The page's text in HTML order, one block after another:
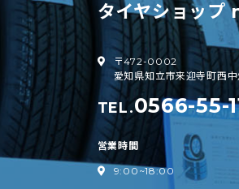
タイヤショッ
〒472-0002
愛知県知立市来迎寺町西中
TEL.0566-55-
営業時間
9:00~18:00